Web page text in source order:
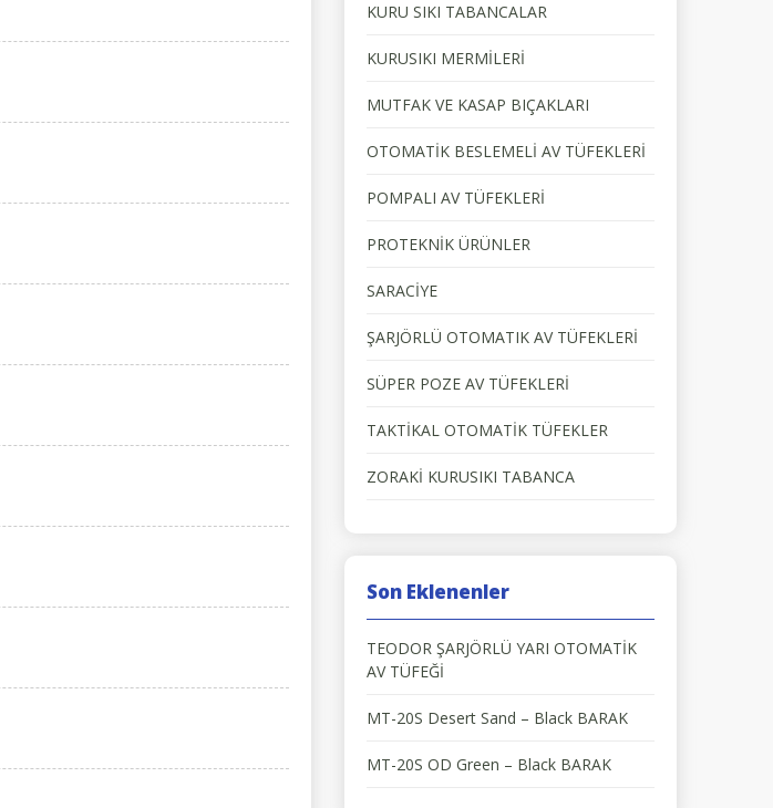
KURU SIKI TABANCALAR
KURUSIKI MERMİLERİ
MUTFAK VE KASAP BIÇAKLARI
OTOMATİK BESLEMELİ AV TÜFEKLERİ
POMPALI AV TÜFEKLERİ
PROTEKNİK ÜRÜNLER
SARACİYE
ŞARJÖRLÜ OTOMATIK AV TÜFEKLERİ
SÜPER POZE AV TÜFEKLERİ
TAKTİKAL OTOMATİK TÜFEKLER
ZORAKİ KURUSIKI TABANCA
Son Eklenenler
TEODOR ŞARJÖRLÜ YARI OTOMATİK
AV TÜFEĞİ
MT-20S Desert Sand – Black BARAK
MT-20S OD Green – Black BARAK